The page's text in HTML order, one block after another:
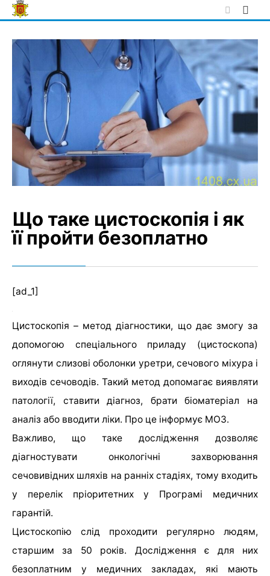
Skip
to
Що таке цистоскопія і як
її пройти безоплатно
[ad_1]
Цистоскопія – метод діагностики, що дає змогу за
допомогою спеціального приладу (цистоскопа)
оглянути слизові оболонки уретри, сечового міхура і
виходів сечоводів. Такий метод допомагає виявляти
патології, ставити діагноз, брати біоматеріал на
аналіз або вводити ліки. Про це інформує МОЗ.
Важливо, що таке дослідження дозволяє
діагностувати онкологічні захворювання
сечовивідних шляхів на ранніх стадіях, тому входить
у перелік пріоритетних у Програмі медичних
гарантій.
Цистоскопію слід проходити регулярно людям,
старшим за 50 років. Дослідження є для них
безоплатним у медичних закладах, які мають